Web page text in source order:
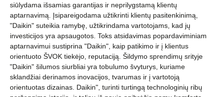
siūlydama išsamias garantijas ir neprilygstamą klientų
aptarnavimą. Įsipareigodama užtikrinti klientų pasitenkinimą,
"Daikin" suteikia ramybę, užtikrindama vartotojams, kad jų
investicijos yra apsaugotos. Toks atsidavimas popardaviminiam
aptarnavimui sustiprina "Daikin", kaip patikimo ir į klientus
orientuoto ŠVOK tiekėjo, reputaciją. Šildymo sprendimų srityje
"Daikin" šilumos siurbliai yra tobulumo švyturys, kuriame
sklandžiai derinamos inovacijos, tvarumas ir į vartotoją
orientuotas dizainas. Daikin", turinti turtingą technologinių ribų